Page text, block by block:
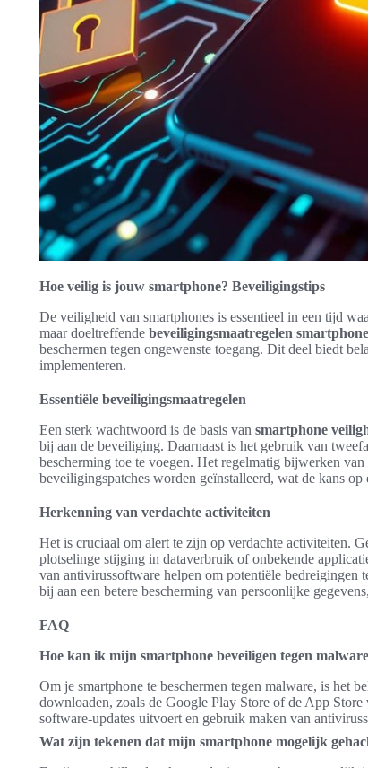
Hoe veilig is jouw smartphone? Beveiligingstips
De veiligheid van smartphones is essentieel in een tijd
maar doeltreffende beveiligingsmaatregelen smartphone
beschermen tegen ongewenste toegang. Dit deel biedt
implementeren.
Essentiële beveiligingsmaatregelen
Een sterk wachtwoord is de basis van smartphone
bij aan de beveiliging. Daarnaast is het gebruik van
bescherming toe te voegen. Het regelmatig bijwerken
beveiligingspatches worden geïnstalleerd, wat de kans
Herkenning van verdachte activiteiten
Het is cruciaal om alert te zijn op verdachte activiteiten.
plotselinge stijging in dataverbruik of onbekende
van antivirussoftware helpen om potentiële
bij aan een betere bescherming van persoonlijke
FAQ
Hoe kan ik mijn smartphone beveiligen tegen
Om je smartphone te beschermen tegen malware, is het
downloaden, zoals de Google Play Store of de App
software-updates uitvoert en gebruik maken van
Wat zijn tekenen dat mijn smartphone mogelijk